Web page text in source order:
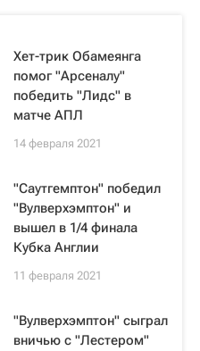
Хет-трик Обамеянга
помог "Арсеналу"
победить "Лидс" в
матче АПЛ
14 февраля 2021
"Саутгемптон" победил
"Вулверхэмптон" и
вышел в 1/4 финала
Кубка Англии
11 февраля 2021
"Вулверхэмптон" сыграл
вничью с "Лестером"